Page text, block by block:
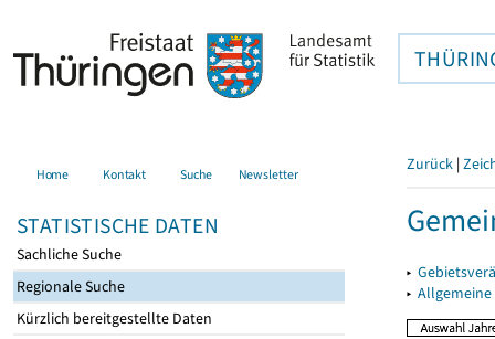
Home Kontakt Suche Newsletter
STATISTISCHE DATEN
Sachliche Suche
Regionale Suche
Kürzlich bereitgestellte Daten
Zurück |
▸
▸